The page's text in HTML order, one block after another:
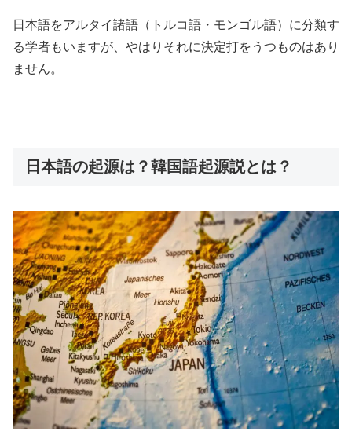
日本語をアルタイ諸語（トルコ語・モンゴル語）に分類す
る学者もいますが、やはりそれに決定打をうつものはあり
ません。
日本語の起源は？韓国語起源説とは？